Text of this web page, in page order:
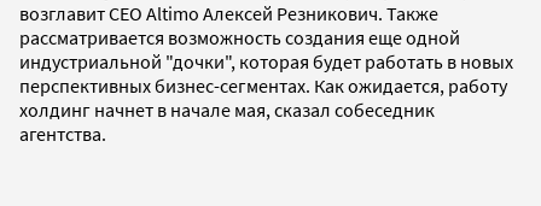
возглавит СЕО Altimo Алексей Резникович. Также
рассматривается возможность создания еще одной
индустриальной "дочки", которая будет работать в новых
перспективных бизнес-сегментах. Как ожидается, работу
холдинг начнет в начале мая, сказал собеседник
агентства.